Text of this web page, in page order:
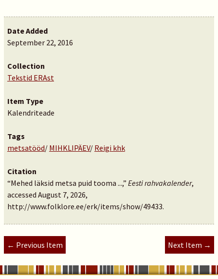
Date Added
September 22, 2016
Collection
Tekstid ERAst
Item Type
Kalendriteade
Tags
metsatööd/ MIHKLIPÄEV/ Reigi khk
Citation
“Mehed läksid metsa puid tooma ...,” Eesti rahvakalender,
accessed August 7, 2026,
http://www.folklore.ee/erk/items/show/49433.
← Previous Item Next Item →